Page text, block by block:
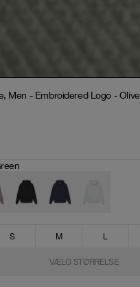
Men - Embroidered Logo - Olive
S M L
VÆLG STØRRELSE